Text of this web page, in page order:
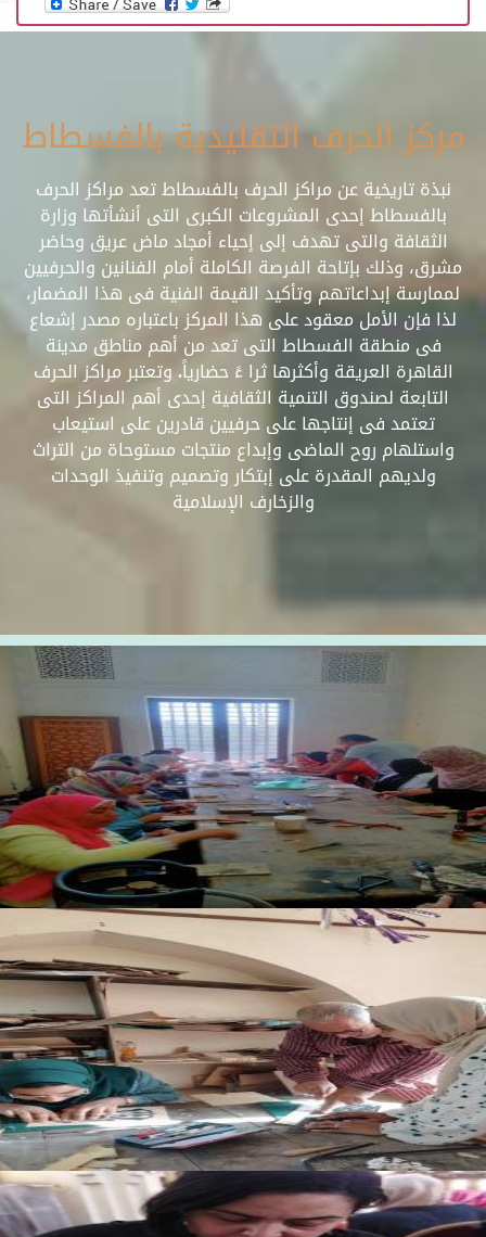
مركز الحرف التقليدية بالفسطاط
نبذة تاريخية عن مراكز الحرف بالفسطاط تعد مراكز الحرف
بالفسطاط إحدى المشروعات الكبرى التى أنشأتها وزارة
الثقافة والتى تهدف إلى إحياء أمجاد ماض عريق وحاضر
مشرق، وذلك بإتاحة الفرصة الكاملة أمام الفنانين والحرفيين
لممارسة إبداعاتهم وتأكيد القيمة الفنية فى هذا المضمار،
لذا فإن الأمل معقود على هذا المركز باعتباره مصدر إشعاع
فى منطقة الفسطاط التى تعد من أهم مناطق مدينة
القاهرة العريقة وأكثرها ثرا ءً حضارياً. وتعتبر مراكز الحرف
التابعة لصندوق التنمية الثقافية إحدى أهم المراكز التى
تعتمد فى إنتاجها على حرفيين قادرين على استيعاب
واستلهام روح الماضى وإبداع منتجات مستوحاة من التراث
ولديهم المقدرة على إبتكار وتصميم وتنفيذ الوحدات
والزخارف الإسلامية